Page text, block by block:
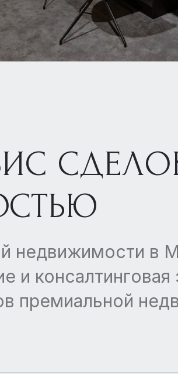
недвижимости в
консалтинговая
премиальной